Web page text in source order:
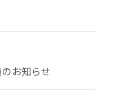
お知らせ